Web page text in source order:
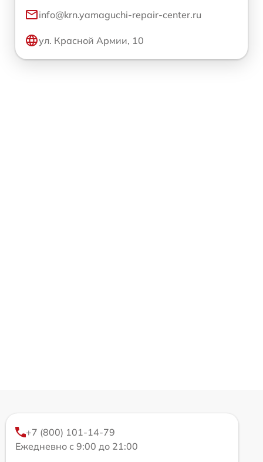
info@krn.yamaguchi-repair-center.ru
ул. Красной Армии, 10
+7 (800) 101-14-79
Ежедневно с 9:00 до 21:00